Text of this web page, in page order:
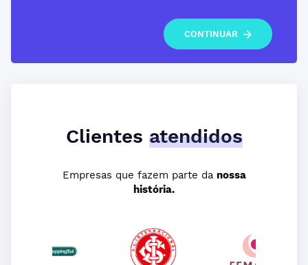
CONTINUAR
Clientes atendidos
Empresas que fazem parte da nossa
história.